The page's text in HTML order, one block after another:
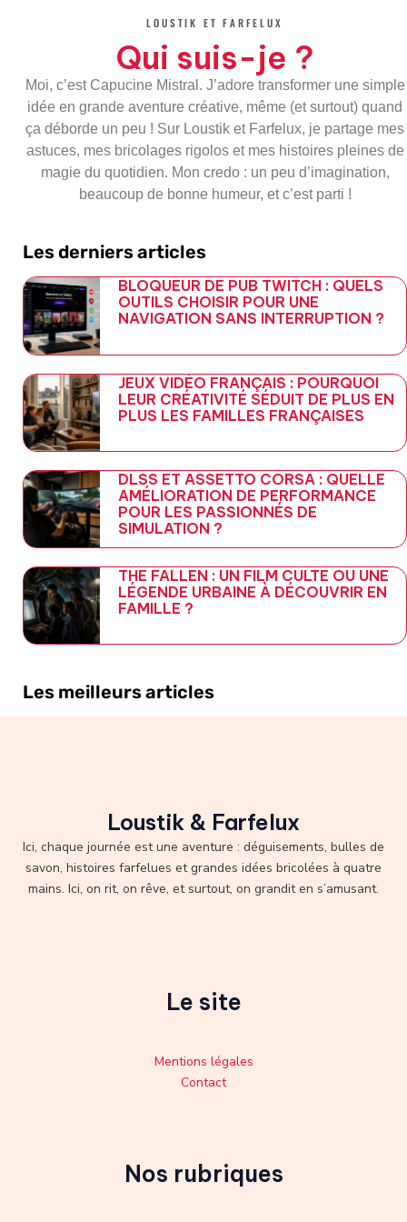
o
-
f
r -
u
-
g
LOUSTIK ET FARFELUX
Qui suis-je ?
Moi, c’est Capucine Mistral. J’adore transformer une simple
idée en grande aventure créative, même (et surtout) quand
ça déborde un peu ! Sur Loustik et Farfelux, je partage mes
astuces, mes bricolages rigolos et mes histoires pleines de
magie du quotidien. Mon credo : un peu d’imagination,
beaucoup de bonne humeur, et c’est parti !
Les derniers articles
BLOQUEUR DE PUB TWITCH : QUELS
OUTILS CHOISIR POUR UNE
NAVIGATION SANS INTERRUPTION ?
JEUX VIDÉO FRANÇAIS : POURQUOI
LEUR CRÉATIVITÉ SÉDUIT DE PLUS EN
PLUS LES FAMILLES FRANÇAISES
DLSS ET ASSETTO CORSA : QUELLE
AMÉLIORATION DE PERFORMANCE
POUR LES PASSIONNÉS DE
SIMULATION ?
THE FALLEN : UN FILM CULTE OU UNE
LÉGENDE URBAINE À DÉCOUVRIR EN
FAMILLE ?
Les meilleurs articles
Loustik & Farfelux
Ici, chaque journée est une aventure : déguisements, bulles de
savon, histoires farfelues et grandes idées bricolées à quatre
mains. Ici, on rit, on rêve, et surtout, on grandit en s’amusant.
Le site
Mentions légales
Contact
Nos rubriques